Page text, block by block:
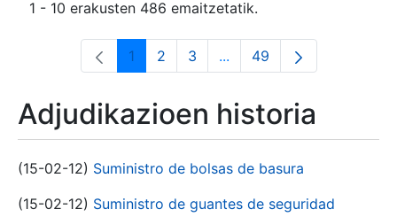
1 - 10 erakusten 486 emaitzetatik.
Orrialdea
1 Orrialdea
2 Orrialdea
3 ...Intermediate Pages Use
Orrialdea
49
Adjudikazioen historia
(15-02-12) Suministro de bolsas de basura
(15-02-12) Suministro de guantes de seguridad